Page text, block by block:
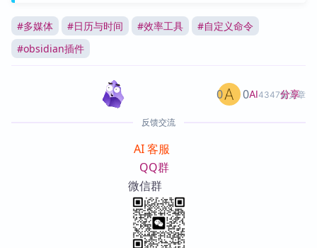
#多媒体 #日历与时间 #效率工具 #自定义命令
#obsidian插件
AI4347篇文章
0 0 分享
反馈交流
AI 客服
QQ群
微信群